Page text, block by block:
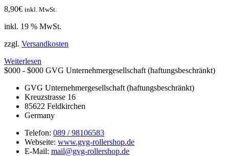
8,90€ inkl. MwSt.
inkl. 19 % MwSt.
zzgl. Versandkosten
Weiterlesen
$000 - $000 GVG Unternehmergesellschaft (haftungsbeschränkt)
GVG Unternehmergesellschaft (haftungsbeschränkt)
Kreuzstrasse 16
85622 Feldkirchen
Germany
Telefon: 089 / 98106583
Webseite: www.gvg-rollershop.de
E-Mail: mail@gvg-rollershop.de